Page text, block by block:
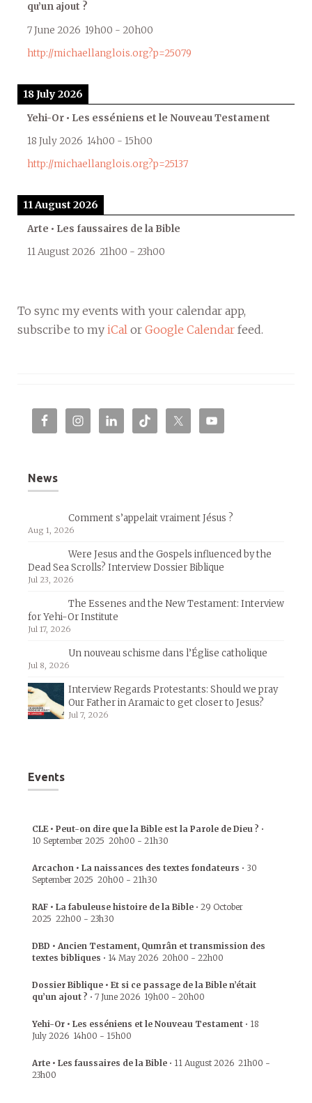
qu’un ajout ?
7 June 2026 19h00 - 20h00
http://michaellanglois.org?p=25079
18 July 2026
Yehi-Or • Les esséniens et le Nouveau Testament
18 July 2026 14h00 - 15h00
http://michaellanglois.org?p=25137
11 August 2026
Arte • Les faussaires de la Bible
11 August 2026 21h00 - 23h00
To sync my events with your calendar app,
subscribe to my iCal or Google Calendar feed.
News
Comment s’appelait vraiment Jésus ?
Aug 1, 2026
Were Jesus and the Gospels influenced by the
Dead Sea Scrolls? Interview Dossier Biblique
Jul 23, 2026
The Essenes and the New Testament: Interview
for Yehi-Or Institute
Jul 17, 2026
Un nouveau schisme dans l’Église catholique
Jul 8, 2026
Interview Regards Protestants: Should we pray
Our Father in Aramaic to get closer to Jesus?
Jul 7, 2026
Events
CLE • Peut-on dire que la Bible est la Parole de Dieu ? •
10 September 2025 20h00 - 21h30
Arcachon • La naissances des textes fondateurs • 30
September 2025 20h00 - 21h30
RAF • La fabuleuse histoire de la Bible • 29 October
2025 22h00 - 23h30
DBD • Ancien Testament, Qumrân et transmission des
textes bibliques • 14 May 2026 20h00 - 22h00
Dossier Biblique • Et si ce passage de la Bible n’était
qu’un ajout ? • 7 June 2026 19h00 - 20h00
Yehi-Or • Les esséniens et le Nouveau Testament • 18
July 2026 14h00 - 15h00
Arte • Les faussaires de la Bible • 11 August 2026 21h00 -
23h00